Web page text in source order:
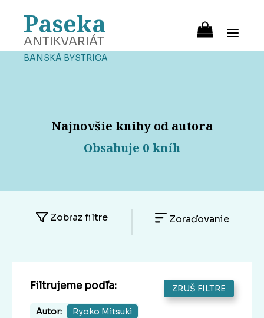
Paseka
ANTIKVARIÁT
BANSKÁ BYSTRICA
Najnovšie knihy od autora
Obsahuje 0 kníh
Zobraz filtre Zoraďovanie
Filtrujeme podľa: ZRUŠ FILTRE
Autor: Ryoko Mitsuki